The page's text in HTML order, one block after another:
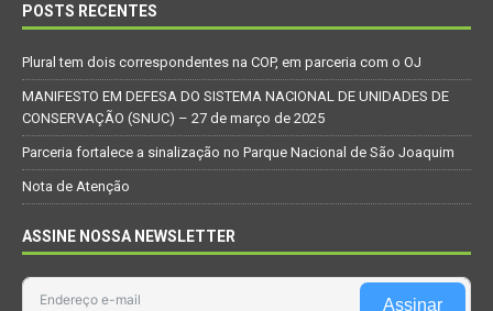
POSTS RECENTES
Plural tem dois correspondentes na COP, em parceria com o OJ
MANIFESTO EM DEFESA DO SISTEMA NACIONAL DE UNIDADES DE
CONSERVAÇÃO (SNUC) – 27 de março de 2025
Parceria fortalece a sinalização no Parque Nacional de São Joaquim
Nota de Atenção
ASSINE NOSSA NEWSLETTER
Assinar